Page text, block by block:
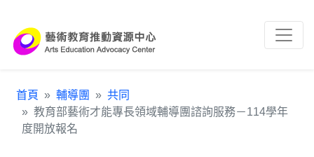
首頁 輔導團
共同
教育部藝術才能專長領域輔導團諮詢服務－114學年
度開放報名